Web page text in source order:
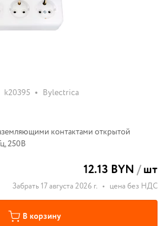
k20395 • Bylectrica
контактами открытой
250В
12.13 BYN /шт
Забрать 17 августа 2026 г. • цена без НДС
В корзину